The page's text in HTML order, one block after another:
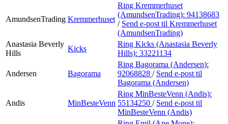
AmundsenTrading Kremmerhuset
Ring Kremmerhuset
(AmundsenTrading): 94138683
/ Send e-post til Kremmerhuset
(AmundsenTrading)
Anastasia Beverly
Hills
Kicks
Ring Kicks (Anastasia Beverly
Hills): 33221134
Andersen Bagorama
Ring Bagorama (Andersen):
92068828 / Send e-post til
Bagorama (Andersen)
Andis MinBesteVenn
Ring MinBesteVenn (Andis):
55134250 / Send e-post til
MinBesteVenn (Andis)